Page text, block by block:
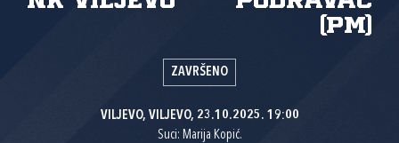
(PM)
ZAVRŠENO
VILJEVO, VILJEVO, 23.10.2025. 19:00
Suci: Marija Kopić.